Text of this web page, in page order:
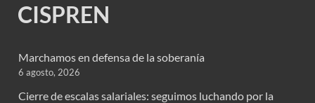
CISPREN
Marchamos en defensa de la soberanía
6 agosto, 2026
Cierre de escalas salariales: seguimos luchando por la